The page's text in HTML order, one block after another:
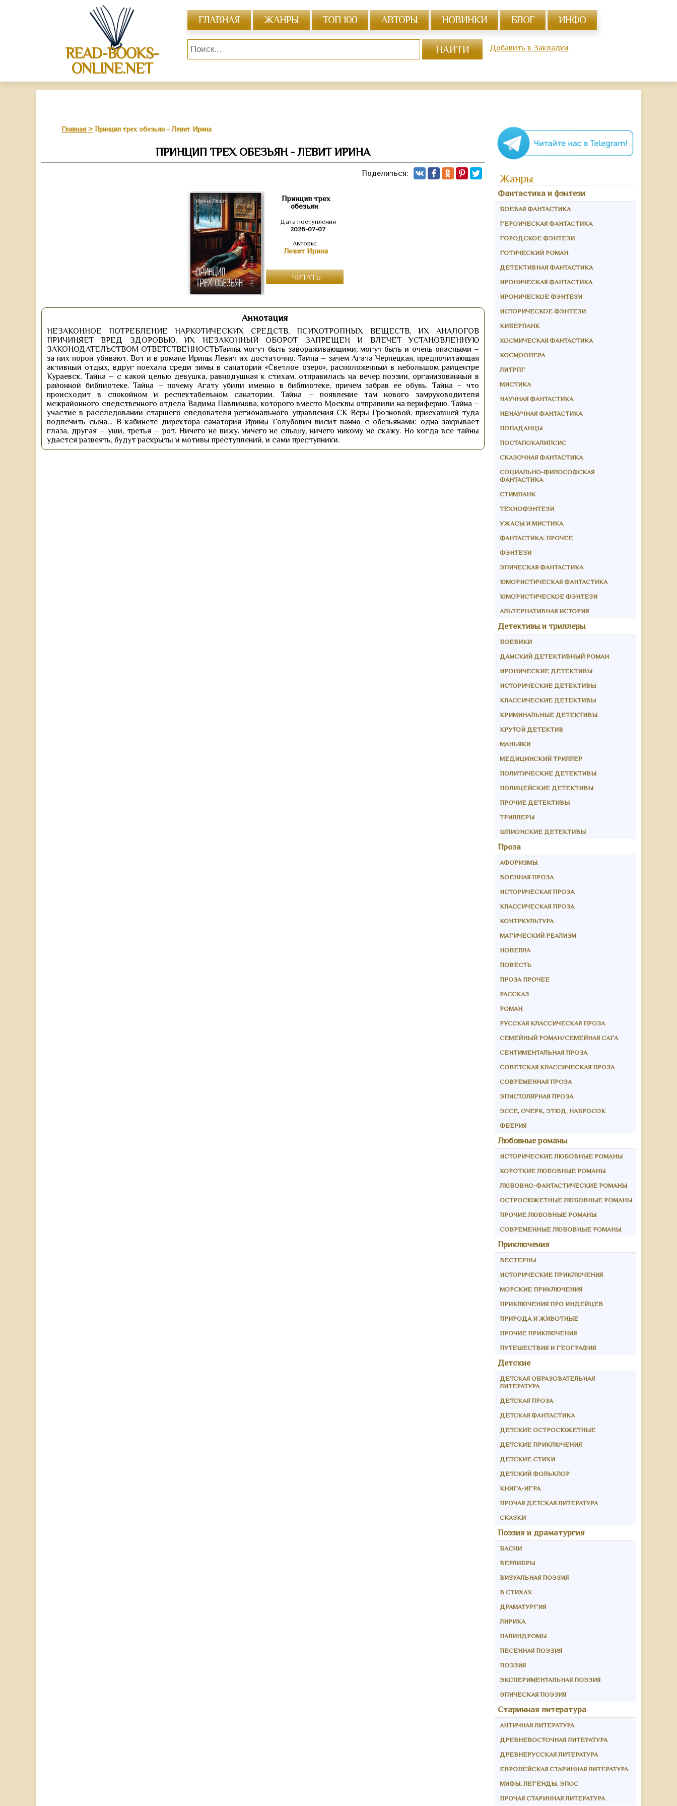
READ-BOOKS-
ONLINE.NET
ГЛАВНАЯ ЖАНРЫ ТОП 100 АВТОРЫ НОВИНКИ БЛОГ ИНФО
Добавить в Закладки
Главная Принцип трех обезьян - Левит Ирина
ПРИНЦИП ТРЕХ ОБЕЗЬЯН - ЛЕВИТ ИРИНА
Поделиться:
Принцип трех
обезьян
Дата поступления
2026-07-07
Авторы:
Левит Ирина
ЧИТАТЬ
Аннотация
НЕЗАКОННОЕ ПОТРЕБЛЕНИЕ НАРКОТИЧЕСКИХ СРЕДСТВ, ПСИХОТРОПНЫХ ВЕЩЕСТВ, ИХ АНАЛОГОВ
ПРИЧИНЯЕТ ВРЕД ЗДОРОВЬЮ, ИХ НЕЗАКОННЫЙ ОБОРОТ ЗАПРЕЩЕН И ВЛЕЧЕТ УСТАНОВЛЕННУЮ
ЗАКОНОДАТЕЛЬСТВОМ ОТВЕТСТВЕННОСТЬТайны могут быть завораживающими, могут быть и очень опасными –
за них порой убивают. Вот и в романе Ирины Левит их достаточно. Тайна – зачем Агата Чернецкая, предпочитающая
активный отдых, вдруг поехала среди зимы в санаторий «Светлое озеро», расположенный в небольшом райцентре
Кураевск. Тайна – с какой целью девушка, равнодушная к стихам, отправилась на вечер поэзии, организованный в
районной библиотеке. Тайна – почему Агату убили именно в библиотеке, причем забрав ее обувь. Тайна – что
происходит в спокойном и респектабельном санатории. Тайна – появление там нового замруководителя
межрайонного следственного отдела Вадима Павлинова, которого вместо Москвы отправили на периферию. Тайна –
участие в расследовании старшего следователя регионального управления СК Веры Грозновой, приехавшей туда
подлечить сына… В кабинете директора санатория Ирины Голубович висит панно с обезьянами: одна закрывает
глаза, другая – уши, третья – рот. Ничего не вижу, ничего не слышу, ничего никому не скажу. Но когда все тайны
удастся развеять, будут раскрыты и мотивы преступлений, и сами преступники.
Жанры
Фантастика и фэнтези
БОЕВАЯ ФАНТАСТИКА
ГЕРОИЧЕСКАЯ ФАНТАСТИКА
ГОРОДСКОЕ ФЭНТЕЗИ
ГОТИЧЕСКИЙ РОМАН
ДЕТЕКТИВНАЯ ФАНТАСТИКА
ИРОНИЧЕСКАЯ ФАНТАСТИКА
ИРОНИЧЕСКОЕ ФЭНТЕЗИ
ИСТОРИЧЕСКОЕ ФЭНТЕЗИ
КИБЕРПАНК
КОСМИЧЕСКАЯ ФАНТАСТИКА
КОСМООПЕРА
ЛИТРПГ
МИСТИКА
НАУЧНАЯ ФАНТАСТИКА
НЕНАУЧНАЯ ФАНТАСТИКА
ПОПАДАНЦЫ
ПОСТАПОКАЛИПСИС
СКАЗОЧНАЯ ФАНТАСТИКА
СОЦИАЛЬНО-ФИЛОСОФСКАЯ
ФАНТАСТИКА
СТИМПАНК
ТЕХНОФЭНТЕЗИ
УЖАСЫ И МИСТИКА
ФАНТАСТИКА: ПРОЧЕЕ
ФЭНТЕЗИ
ЭПИЧЕСКАЯ ФАНТАСТИКА
ЮМОРИСТИЧЕСКАЯ ФАНТАСТИКА
ЮМОРИСТИЧЕСКОЕ ФЭНТЕЗИ
АЛЬТЕРНАТИВНАЯ ИСТОРИЯ
Детективы и триллеры
БОЕВИКИ
ДАМСКИЙ ДЕТЕКТИВНЫЙ РОМАН
ИРОНИЧЕСКИЕ ДЕТЕКТИВЫ
ИСТОРИЧЕСКИЕ ДЕТЕКТИВЫ
КЛАССИЧЕСКИЕ ДЕТЕКТИВЫ
КРИМИНАЛЬНЫЕ ДЕТЕКТИВЫ
КРУТОЙ ДЕТЕКТИВ
МАНЬЯКИ
МЕДИЦИНСКИЙ ТРИЛЛЕР
ПОЛИТИЧЕСКИЕ ДЕТЕКТИВЫ
ПОЛИЦЕЙСКИЕ ДЕТЕКТИВЫ
ПРОЧИЕ ДЕТЕКТИВЫ
ТРИЛЛЕРЫ
ШПИОНСКИЕ ДЕТЕКТИВЫ
Проза
АФОРИЗМЫ
ВОЕННАЯ ПРОЗА
ИСТОРИЧЕСКАЯ ПРОЗА
КЛАССИЧЕСКАЯ ПРОЗА
КОНТРКУЛЬТУРА
МАГИЧЕСКИЙ РЕАЛИЗМ
НОВЕЛЛА
ПОВЕСТЬ
ПРОЗА ПРОЧЕЕ
РАССКАЗ
РОМАН
РУССКАЯ КЛАССИЧЕСКАЯ ПРОЗА
СЕМЕЙНЫЙ РОМАН/СЕМЕЙНАЯ САГА
СЕНТИМЕНТАЛЬНАЯ ПРОЗА
СОВЕТСКАЯ КЛАССИЧЕСКАЯ ПРОЗА
СОВРЕМЕННАЯ ПРОЗА
ЭПИСТОЛЯРНАЯ ПРОЗА
ЭССЕ, ОЧЕРК, ЭТЮД, НАБРОСОК
ФЕЕРИЯ
Любовные романы
ИСТОРИЧЕСКИЕ ЛЮБОВНЫЕ РОМАНЫ
КОРОТКИЕ ЛЮБОВНЫЕ РОМАНЫ
ЛЮБОВНО-ФАНТАСТИЧЕСКИЕ РОМАНЫ
ОСТРОСЮЖЕТНЫЕ ЛЮБОВНЫЕ РОМАНЫ
ПРОЧИЕ ЛЮБОВНЫЕ РОМАНЫ
СОВРЕМЕННЫЕ ЛЮБОВНЫЕ РОМАНЫ
Приключения
ВЕСТЕРНЫ
ИСТОРИЧЕСКИЕ ПРИКЛЮЧЕНИЯ
МОРСКИЕ ПРИКЛЮЧЕНИЯ
ПРИКЛЮЧЕНИЯ ПРО ИНДЕЙЦЕВ
ПРИРОДА И ЖИВОТНЫЕ
ПРОЧИЕ ПРИКЛЮЧЕНИЯ
ПУТЕШЕСТВИЯ И ГЕОГРАФИЯ
Детские
ДЕТСКАЯ ОБРАЗОВАТЕЛЬНАЯ
ЛИТЕРАТУРА
ДЕТСКАЯ ПРОЗА
ДЕТСКАЯ ФАНТАСТИКА
ДЕТСКИЕ ОСТРОСЮЖЕТНЫЕ
ДЕТСКИЕ ПРИКЛЮЧЕНИЯ
ДЕТСКИЕ СТИХИ
ДЕТСКИЙ ФОЛЬКЛОР
КНИГА-ИГРА
ПРОЧАЯ ДЕТСКАЯ ЛИТЕРАТУРА
СКАЗКИ
Поэзия и драматургия
БАСНИ
ВЕРЛИБРЫ
ВИЗУАЛЬНАЯ ПОЭЗИЯ
В СТИХАХ
ДРАМАТУРГИЯ
ЛИРИКА
ПАЛИНДРОМЫ
ПЕСЕННАЯ ПОЭЗИЯ
ПОЭЗИЯ
ЭКСПЕРИМЕНТАЛЬНАЯ ПОЭЗИЯ
ЭПИЧЕСКАЯ ПОЭЗИЯ
Старинная литература
АНТИЧНАЯ ЛИТЕРАТУРА
ДРЕВНЕВОСТОЧНАЯ ЛИТЕРАТУРА
ДРЕВНЕРУССКАЯ ЛИТЕРАТУРА
ЕВРОПЕЙСКАЯ СТАРИННАЯ ЛИТЕРАТУРА
МИФЫ. ЛЕГЕНДЫ. ЭПОС
ПРОЧАЯ СТАРИННАЯ ЛИТЕРАТУРА